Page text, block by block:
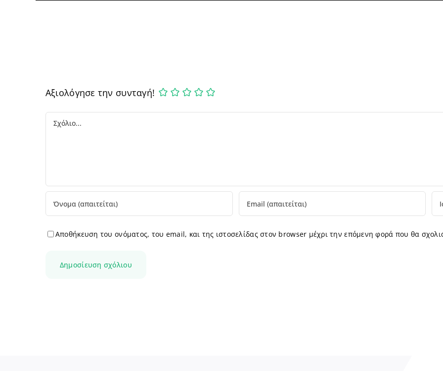
Αξιολόγησε την συνταγή!
Comment
Αποθήκευση του ονόματος, του email, και της ιστοσελίδας στον browser μέχρι την επόμενη φορά που θα